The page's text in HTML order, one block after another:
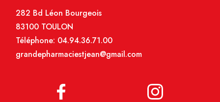
282 Bd Léon Bourgeois
83100 TOULON
Téléphone: 04.94.36.71.00
grandepharmaciestjean@gmail.com